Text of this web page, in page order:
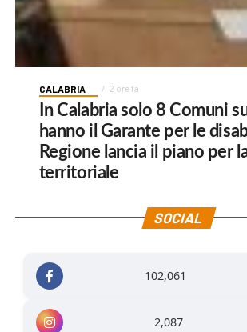
CALABRIA 2 ore fa
In Calabria solo 8 Comuni
hanno il Garante per le
Regione lancia il piano per
territoriale
SOCIAL
102,061
2,087